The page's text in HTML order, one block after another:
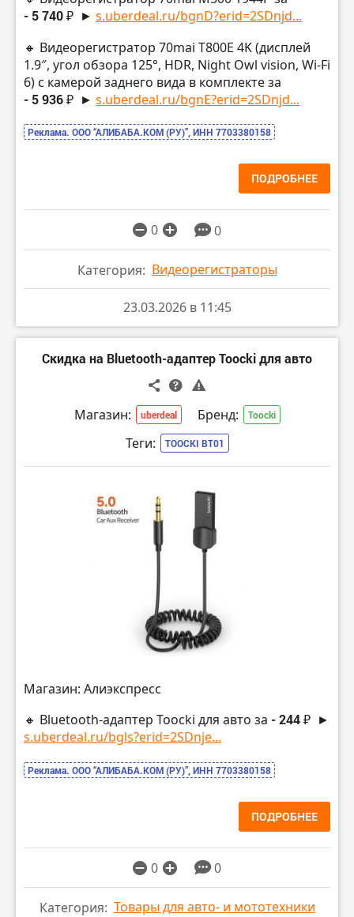
- 5 740 ₽ ► s.uberdeal.ru/bgnD?erid=2SDnjd...
🔸 Видеорегистратор 70mai T800E 4K (дисплей
1.9″, угол обзора 125°, HDR, Night Owl vision, Wi-Fi
6) с камерой заднего вида в комплекте за
- 5 936 ₽ ► s.uberdeal.ru/bgnE?erid=2SDnjd...
Реклама. ООО “АЛИБАБА.КОМ (РУ)”, ИНН 7703380158
ПОДРОБНЕЕ
0 0
Категория: Видеорегистраторы
23.03.2026 в 11:45
Скидка на Bluetooth-адаптер Toocki для авто
Магазин: uberdeal Бренд: Toocki
Теги: TOOCKI BT01
Магазин: Алиэкспресс
🔸 Bluetooth-адаптер Toocki для авто за - 244 ₽ ►
s.uberdeal.ru/bgls?erid=2SDnje...
Реклама. ООО “АЛИБАБА.КОМ (РУ)”, ИНН 7703380158
ПОДРОБНЕЕ
0 0
Категория: Товары для авто- и мототехники